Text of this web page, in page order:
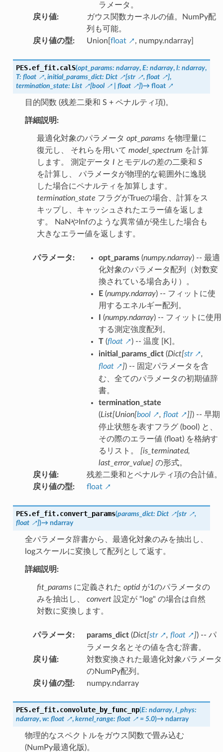
ラメータ。
戻り値:
ガウス関数カーネルの値。NumPy配
列も可能。
戻り値の型: Union[ float , numpy.ndarray]
PES.ef_fit.calS(opt_params: ndarray, E: ndarray, I: ndarray,
T: float , initial_params_dict: Dict [str , float ],
termination_state: List [bool float ])→ float
目的関数 (残差二乗和 S + ペナルティ項)。
詳細説明:
最適化対象のパラメータ opt_paramsを物理量に
復元し、 それらを用いて model_spectrum を計算
します。 測定データ Iとモデルの差の二乗和 S
を計算し、 パラメータが物理的な範囲外に逸脱
した場合にペナルティを加算します。
termination_state フラグがTrueの場合、計算をス
キップし、キャッシュされたエラー値を返しま
す。 NaNやInfのような異常値が発生した場合も
大きなエラー値を返します。
パラメータ: opt_params(numpy.ndarray) -- 最適
化対象のパラメータ配列（対数変
換されている場合あり）。
E(numpy.ndarray) -- フィットに使
用するエネルギー配列。
(numpy.ndarray) -- フィットに使用
する測定強度配列。
T(float
) -- 温度 [K]。
initial_params_dict(Dict[str
,
float
]) -- 固定パラメータを含
む、全てのパラメータの初期値辞
書。
termination_state
(List[Union[bool , float ]]) -- 早期
停止状態を表すフラグ (bool) と、
その際のエラー値 (float) を格納す
るリスト。 [is_terminated,
last_error_value] の形式。
戻り値:
残差二乗和とペナルティ項の合計値。
戻り値の型: float
PES.ef_fit.convert_params(params_dict: Dict [str
,
float
])→ ndarray
全パラメータ辞書から、最適化対象のみを抽出し、
logスケールに変換して配列として返す。
詳細説明:
fit_paramsに定義された optidが1のパラメータの
みを抽出し、 convert設定が "log" の場合は自然
対数に変換します。
パラメータ: params_dict(Dict[str , float ]) -- パ
ラメータ名とその値を含む辞書。
戻り値:
対数変換された最適化対象パラメータ
のNumPy配列。
戻り値の型: numpy.ndarray
PES.ef_fit.convolute_by_func_np(E: ndarray, I_phys:
ndarray, w: float , kernel_range: float = 5.0)→ ndarray
物理的なスペクトルをガウス関数で畳み込む
(NumPy最適化版)。